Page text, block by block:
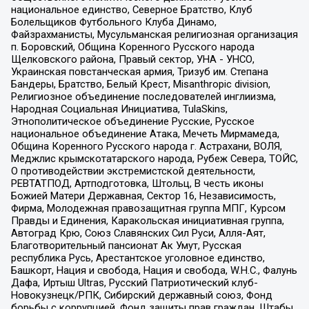
национальное единство, Северное Братство, Клуб
Болельщиков Футбольного Клуба Динамо,
Файзрахманисты, Мусульманская религиозная организация
п. Боровский, Община Коренного Русского народа
Щелковского района, Правый сектор, УНА - УНСО,
Украинская повстанческая армия, Тризуб им. Степана
Бандеры, Братство, Белый Крест, Misanthropic division,
Религиозное объединение последователей инглиизма,
Народная Социальная Инициатива, TulaSkins,
Этнополитическое объединение Русские, Русское
национальное объединение Атака, Мечеть Мирмамеда,
Община Коренного Русского народа г. Астрахани, ВОЛЯ,
Меджлис крымскотатарского народа, Рубеж Севера, ТОЙС,
О противодействии экстремистской деятельности,
РЕВТАТПОД, Артподготовка, Штольц, В честь иконы
Божией Матери Державная, Сектор 16, Независимость,
Фирма, Молодежная правозащитная группа МПГ, Курсом
Правды и Единения, Каракольская инициативная группа,
Автоград Крю, Союз Славянских Сил Руси, Алля-Аят,
Благотворительный пансионат Ак Умут, Русская
республика Русь, Арестантское уголовное единство,
Башкорт, Нация и свобода, Нация и свобода, W.H.С., Фалунь
Дафа, Иртыш Ultras, Русский Патриотический клуб-
Новокузнецк/РПК, Сибирский державный союз, Фонд